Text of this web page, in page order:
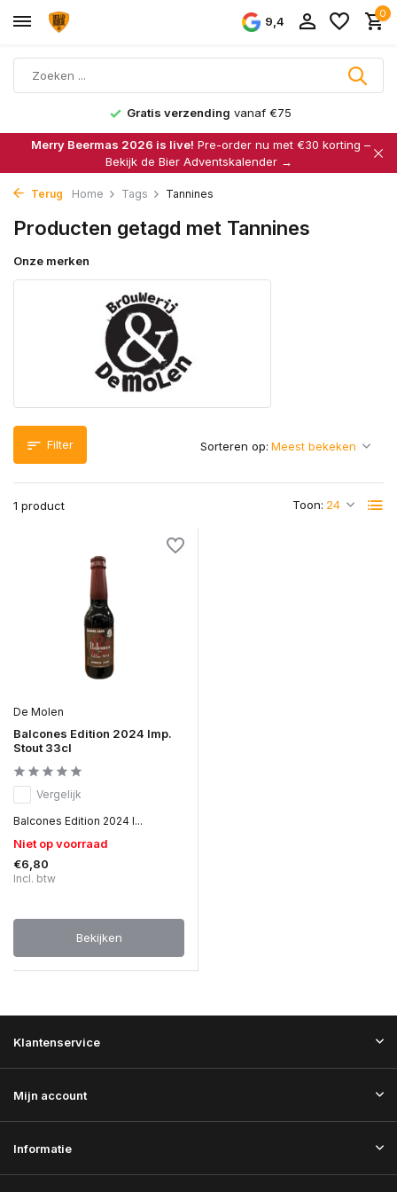
9,4
0
Gratis verzending vanaf €75
Merry Beermas 2026 is live! Pre-order nu met €30 korting –
Bekijk de Bier Adventskalender →
Terug Home Tags Tannines
Producten getagd met Tannines
Onze merken
Filter
1 product Toon:
Sorteren op:
De Molen
Balcones Edition 2024 Imp.
Stout 33cl
Vergelijk
Balcones Edition 2024 I...
Niet op voorraad
€6,80
Incl. btw
Bekijken
Klantenservice
Mijn account
Informatie